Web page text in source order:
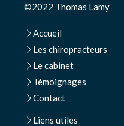
©2022 Thomas Lamy
Accueil
Les chiropracteurs
Le cabinet
Témoignages
Contact
Liens utiles